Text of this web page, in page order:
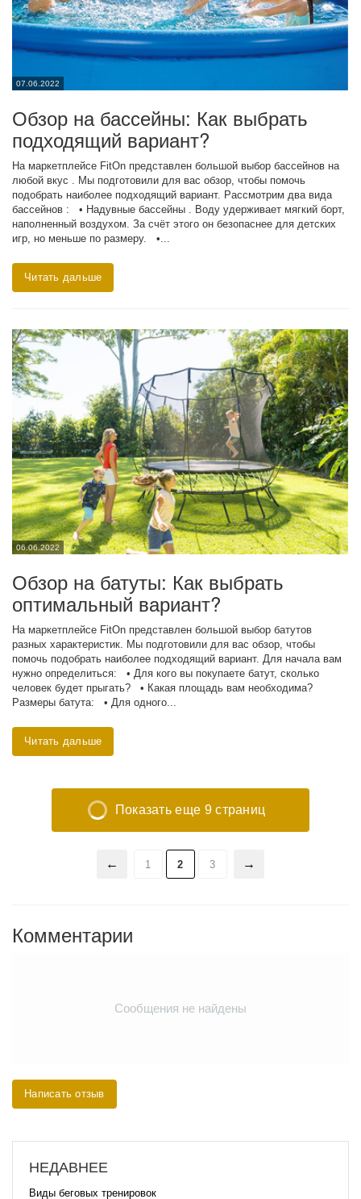
07.06.2022
Обзор на бассейны: Как выбрать
подходящий вариант?
На маркетплейсе FitOn представлен большой выбор бассейнов на
любой вкус . Мы подготовили для вас обзор, чтобы помочь
подобрать наиболее подходящий вариант. Рассмотрим два вида
бассейнов : • Надувные бассейны . Воду удерживает мягкий борт,
наполненный воздухом. За счёт этого он безопаснее для детских
игр, но меньше по размеру. •...
Читать дальше
06.06.2022
Обзор на батуты: Как выбрать
оптимальный вариант?
На маркетплейсе FitOn представлен большой выбор батутов
разных характеристик. Мы подготовили для вас обзор, чтобы
помочь подобрать наиболее подходящий вариант. Для начала вам
нужно определиться: • Для кого вы покупаете батут, сколько
человек будет прыгать? • Какая площадь вам необходима?
Размеры батута: • Для одного...
Читать дальше
Показать еще 9 страниц
1 2 3
Комментарии
Сообщения не найдены
Написать отзыв
НЕДАВНЕЕ
Виды беговых тренировок